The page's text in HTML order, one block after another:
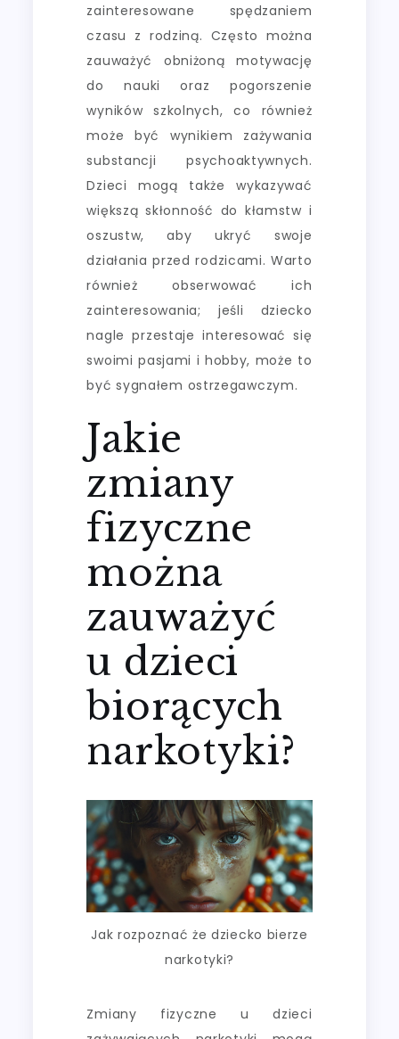
zainteresowane spędzaniem
czasu z rodziną. Często można
zauważyć obniżoną motywację
do nauki oraz pogorszenie
wyników szkolnych, co również
może być wynikiem zażywania
substancji psychoaktywnych.
Dzieci mogą także wykazywać
większą skłonność do kłamstw i
oszustw, aby ukryć swoje
działania przed rodzicami. Warto
również obserwować ich
zainteresowania; jeśli dziecko
nagle przestaje interesować się
swoimi pasjami i hobby, może to
być sygnałem ostrzegawczym.
Jakie
zmiany
fizyczne
można
zauważyć
u dzieci
biorących
narkotyki?
Jak rozpoznać że dziecko bierze
narkotyki?
Zmiany fizyczne u dzieci